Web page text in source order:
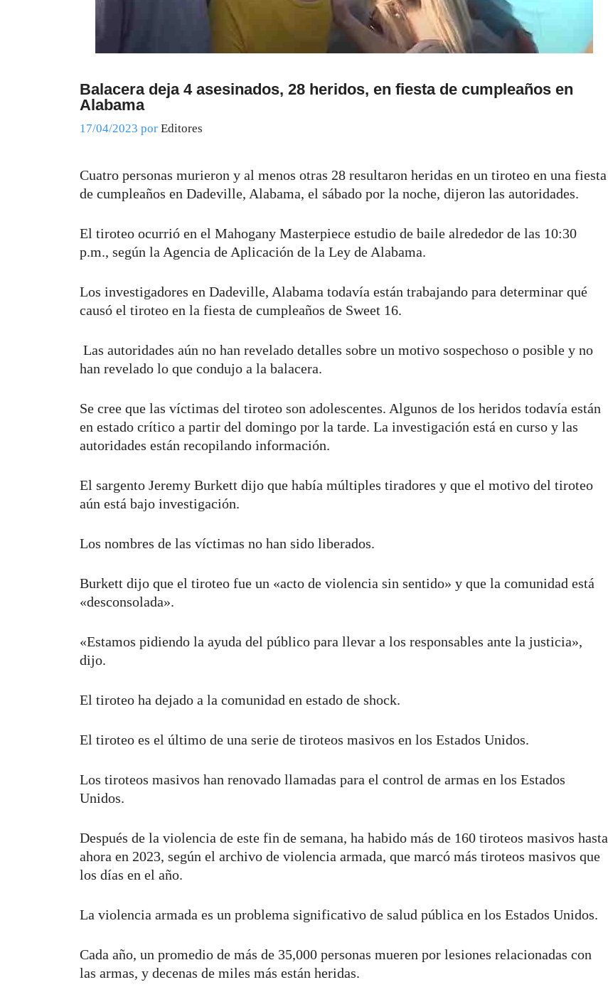
Balacera deja 4 asesinados, 28 heridos, en fiesta de cumpleaños en
Alabama
17/04/2023 por Editores
Cuatro personas murieron y al menos otras 28 resultaron heridas en un tiroteo en una fiesta
de cumpleaños en Dadeville, Alabama, el sábado por la noche, dijeron las autoridades.
El tiroteo ocurrió en el Mahogany Masterpiece estudio de baile alrededor de las 10:30
p.m., según la Agencia de Aplicación de la Ley de Alabama.
Los investigadores en Dadeville, Alabama todavía están trabajando para determinar qué
causó el tiroteo en la fiesta de cumpleaños de Sweet 16.
Las autoridades aún no han revelado detalles sobre un motivo sospechoso o posible y no
han revelado lo que condujo a la balacera.
Se cree que las víctimas del tiroteo son adolescentes. Algunos de los heridos todavía están
en estado crítico a partir del domingo por la tarde. La investigación está en curso y las
autoridades están recopilando información.
El sargento Jeremy Burkett dijo que había múltiples tiradores y que el motivo del tiroteo
aún está bajo investigación.
Los nombres de las víctimas no han sido liberados.
Burkett dijo que el tiroteo fue un «acto de violencia sin sentido» y que la comunidad está
«desconsolada».
«Estamos pidiendo la ayuda del público para llevar a los responsables ante la justicia»,
dijo.
El tiroteo ha dejado a la comunidad en estado de shock.
El tiroteo es el último de una serie de tiroteos masivos en los Estados Unidos.
Los tiroteos masivos han renovado llamadas para el control de armas en los Estados
Unidos.
Después de la violencia de este fin de semana, ha habido más de 160 tiroteos masivos hasta
ahora en 2023, según el archivo de violencia armada, que marcó más tiroteos masivos que
los días en el año.
La violencia armada es un problema significativo de salud pública en los Estados Unidos.
Cada año, un promedio de más de 35,000 personas mueren por lesiones relacionadas con
las armas, y decenas de miles más están heridas.